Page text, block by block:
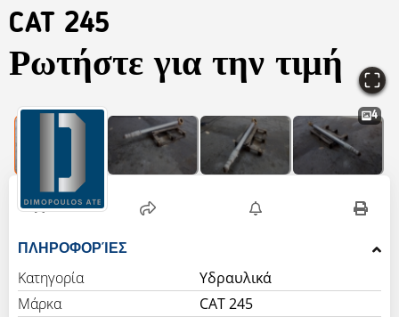
CAT 245
Ρωτήστε για την τιμή
4
ΠΛΗΡΟΦΟΡΊΕΣ
Κατηγορία
Υδραυλικά
Μάρκα
CAT 245